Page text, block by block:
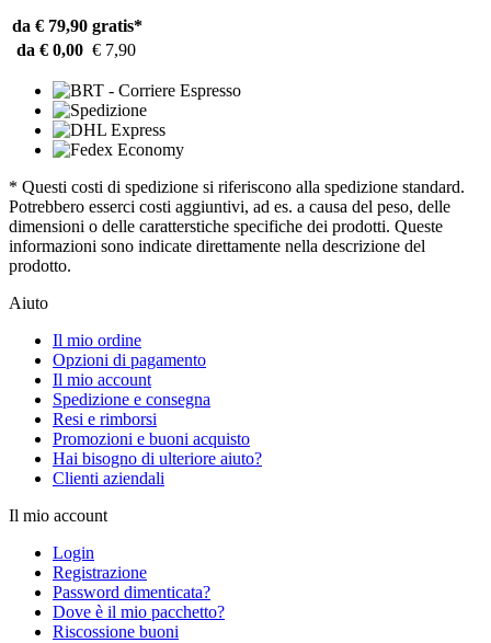
da € 79,90 gratis*
da € 0,00 € 7,90
* Questi costi di spedizione si riferiscono alla spedizione standard.
Potrebbero esserci costi aggiuntivi, ad es. a causa del peso, delle
dimensioni o delle caratterstiche specifiche dei prodotti. Queste
informazioni sono indicate direttamente nella descrizione del
prodotto.
Aiuto
Il mio ordine
Opzioni di pagamento
Il mio account
Spedizione e consegna
Resi e rimborsi
Promozioni e buoni acquisto
Hai bisogno di ulteriore aiuto?
Clienti aziendali
Il mio account
Login
Registrazione
Password dimenticata?
Dove è il mio pacchetto?
Riscossione buoni